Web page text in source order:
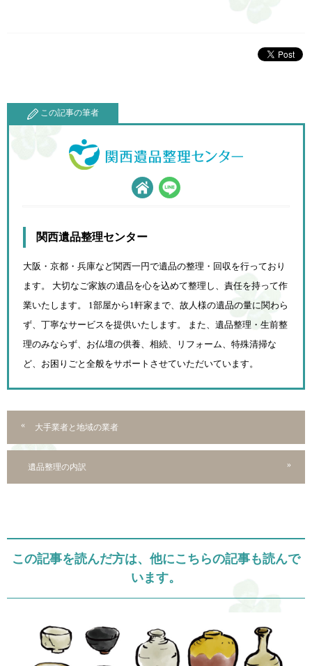
この記事の筆者
関西遺品整理センター
大阪・京都・兵庫など関西一円で遺品の整理・回収を行っており
ます。 大切なご家族の遺品を心を込めて整理し、責任を持って作
業いたします。 1部屋から1軒家まで、故人様の遺品の量に関わら
ず、 丁寧なサービスを提供いたします。 また、遺品整理・生前整
理のみならず、お仏壇の供養、相続、
リフォーム、特殊清掃な
ど、お困りごと全般をサポートさせていただいています。
大手業者と地域の業者
遺品整理の内訳
この記事を読んだ方は、他にこちらの記事も読んで
います。